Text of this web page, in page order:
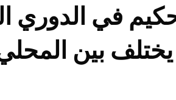
في الدوري
يختلف بين